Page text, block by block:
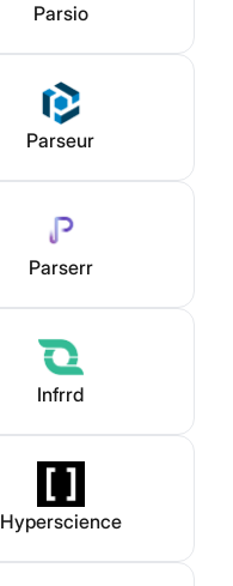
Parsio
Parseur
Parserr
Infrrd
Hyperscience